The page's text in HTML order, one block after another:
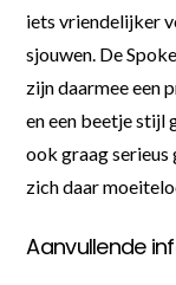
iets vriendelijker
sjouwen. De
zijn daarmee een
en een beetje stijl
ook graag serieus
zich daar
Aanvullende